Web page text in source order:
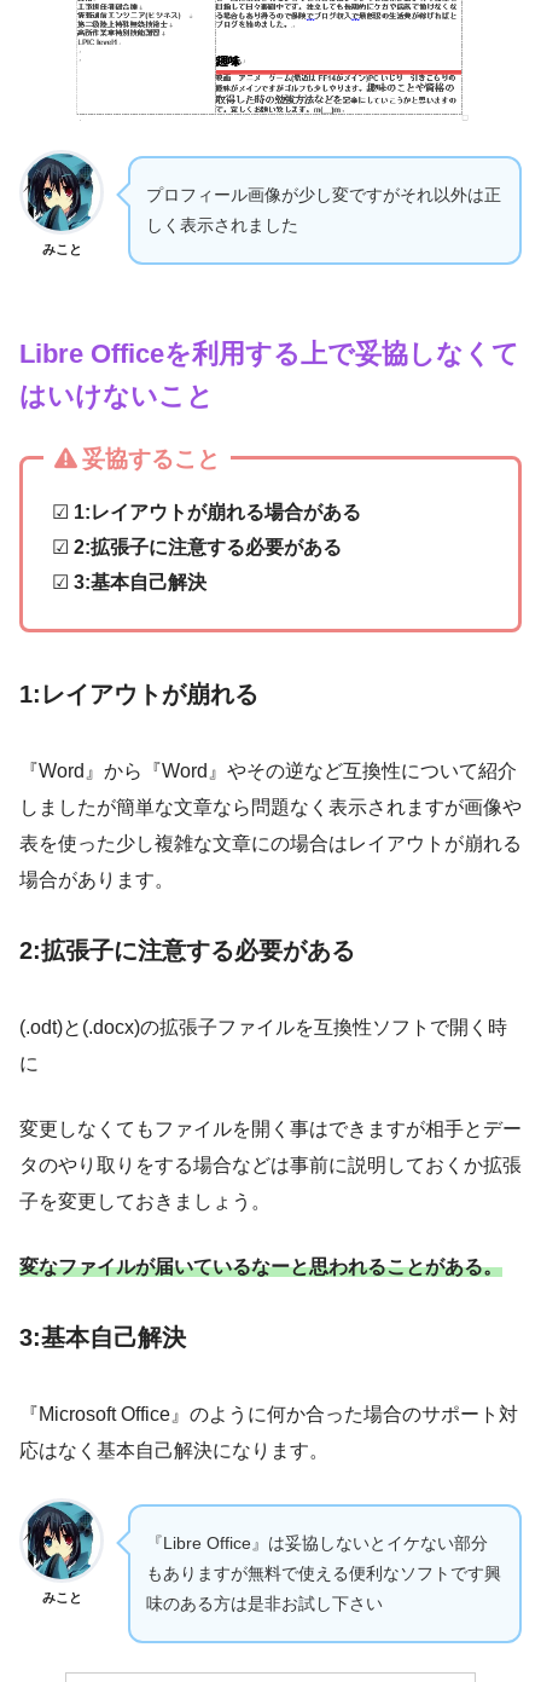
みこと
プロフィール画像が少し変ですがそれ以外は正
しく表示されました
Libre Officeを利用する上で妥協しなくて
はいけないこと
妥協すること
☑ 1:レイアウトが崩れる場合がある
☑ 2:拡張子に注意する必要がある
☑ 3:基本自己解決
1:レイアウトが崩れる
『Word』から『Word』やその逆など互換性について紹介
しましたが簡単な文章なら問題なく表示されますが画像や
表を使った少し複雑な文章にの場合はレイアウトが崩れる
場合があります。
2:拡張子に注意する必要がある
(.odt)と(.docx)の拡張子ファイルを互換性ソフトで開く時
に
変更しなくてもファイルを開く事はできますが相手とデー
タのやり取りをする場合などは事前に説明しておくか拡張
子を変更しておきましょう。
変なファイルが届いているなーと思われることがある。
3:基本自己解決
『Microsoft Office』のように何か合った場合のサポート対
応はなく基本自己解決になります。
みこと
『Libre Office』は妥協しないとイケない部分
もありますが無料で使える便利なソフトです興
味のある方は是非お試し下さい